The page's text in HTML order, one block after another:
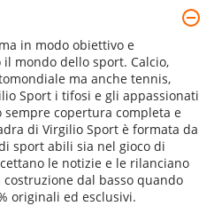
in modo obiettivo e
mondo dello sport. Calcio,
ma anche tennis,
Sport i tifosi e gli appassionati
sempre copertura completa e
di Virgilio Sport è formata da
sport abili sia nel gioco di
le notizie e le rilanciano
dal basso quando
originali ed esclusivi.